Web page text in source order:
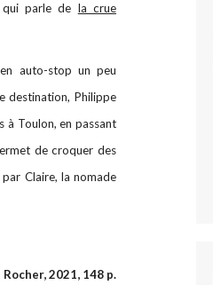
qui parle de la crue
auto-stop un peu
destination, Philippe
à Toulon, en passant
de croquer des
Claire, la nomade
Rocher, 2021, 148 p.